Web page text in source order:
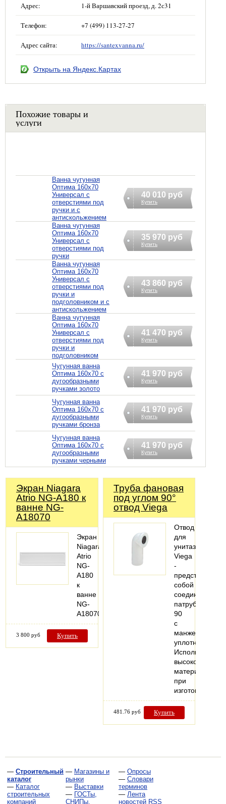
Адрес: 1-й Варшавский проезд, д. 2с31
Телефон: +7 (499) 113-27-27
Адрес сайта: https://santexvanna.ru/
Открыть на Яндекс.Картах
Похожие товары и
услуги
Ванна чугунная
Оптима 160х70
Универсал с
отверстиями под
ручки и с
антискольжением
40 010 руб
Купить
Ванна чугунная
Оптима 160х70
Универсал с
отверстиями под
ручки
35 970 руб
Купить
Ванна чугунная
Оптима 160х70
Универсал с
отверстиями под
ручки и
подголовником и с
антискольжением
43 860 руб
Купить
Ванна чугунная
Оптима 160х70
Универсал с
отверстиями под
ручки и
подголовником
41 470 руб
Купить
Чугунная ванна
Оптима 160х70 с
дугообразными
ручками золото
41 970 руб
Купить
Чугунная ванна
Оптима 160х70 с
дугообразными
ручками бронза
41 970 руб
Купить
Чугунная ванна
Оптима 160х70 с
дугообразными
ручками черными
41 970 руб
Купить
Экран Niagara
Atrio NG-A180 к
ванне NG-
A18070
Экран
Niagara
Atrio
NG-
A180
к
ванне
NG-
A18070
3 800 руб Купить
Труба фановая
под углом 90°
отвод Viega
Отвод
для
унитаза
Viega
-
представляет
собой
патрубок
90
с
манжетным
уплотнением.
Использование
материалов
при
изготовлении…
481.76 руб Купить
— Строительный
каталог
— Каталог
строительных
компаний
— Магазины и
рынки
— Выставки
— ГОСТы,
СНИПы,
— Опросы
— Словари
терминов
— Лента
новостей RSS